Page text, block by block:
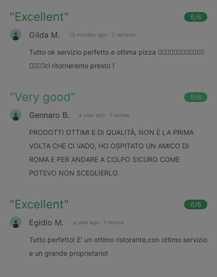
"Excellent" 6/6
Gilda M. 10 months ago · 3 reviews
Tutto ok servizio perfetto e ottima pizza 👍🏻👍🏻👍🏻👍🏻👍🏻👍🏻
👍🏻👍🏻ci ritorneremo presto !
"Very good" 5/6
Gennaro B. a year ago · 1 review
PRODOTTI OTTIMI E DI QUALITÀ, NON È LA PRIMA
VOLTA CHE CI VADO, HO OSPITATO UN AMICO DI
ROMA E PER ANDARE A COLPO SICURO COME
POTEVO NON SCEGLIERLO.
"Excellent" 6/6
Egidio M. a year ago · 1 review
Tutto perfetto! E' un ottimo ristorante,con ottimo servizio
e un grande proprietario!